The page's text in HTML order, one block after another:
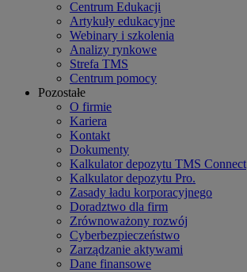
Centrum Edukacji
Artykuły edukacyjne
Webinary i szkolenia
Analizy rynkowe
Strefa TMS
Centrum pomocy
Pozostałe
O firmie
Kariera
Kontakt
Dokumenty
Kalkulator depozytu TMS Connect
Kalkulator depozytu Pro.
Zasady ładu korporacyjnego
Doradztwo dla firm
Zrównoważony rozwój
Cyberbezpieczeństwo
Zarządzanie aktywami
Dane finansowe